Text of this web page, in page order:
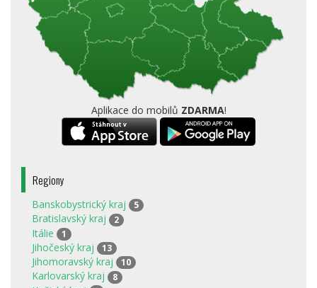
Aplikace do mobilů ZDARMA!
Regiony
Banskobystrický kraj 5
Bratislavský kraj 2
Itálie 1
Jihočeský kraj 13
Jihomoravský kraj 10
Karlovarský kraj 8